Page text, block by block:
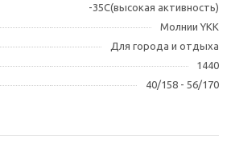
-35C(высокая активность)
Молнии YKK
Для города и отдыха
1440
40/158 - 56/170